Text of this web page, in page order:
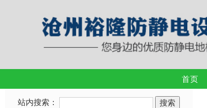
首页
站内搜索：